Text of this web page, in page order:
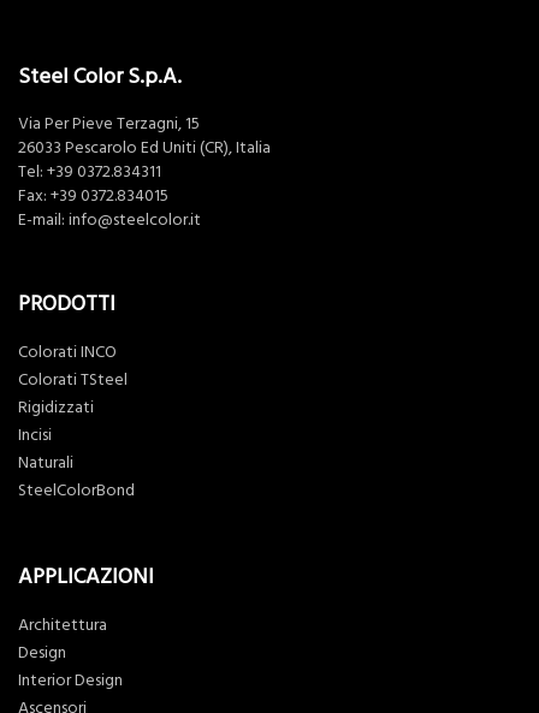
Steel Color S.p.A.
Via Per Pieve Terzagni, 15
26033 Pescarolo Ed Uniti (CR), Italia
Tel: +39 0372.834311
Fax: +39 0372.834015
E-mail: info@steelcolor.it
PRODOTTI
Colorati INCO
Colorati TSteel
Rigidizzati
Incisi
Naturali
SteelColorBond
APPLICAZIONI
Architettura
Design
Interior Design